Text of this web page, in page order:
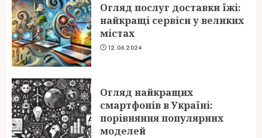
Огляд послуг доставки їжі:
найкращі сервіси у великих
містах
12.06.2024
Огляд найкращих
смартфонів в Україні:
порівняння популярних
моделей